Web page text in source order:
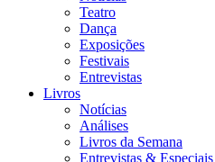
Teatro
Dança
Exposições
Festivais
Entrevistas
Livros
Notícias
Análises
Livros da Semana
Entrevistas & Especiais